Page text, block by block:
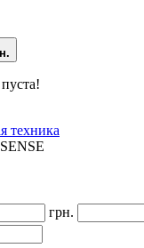
техника
грн.